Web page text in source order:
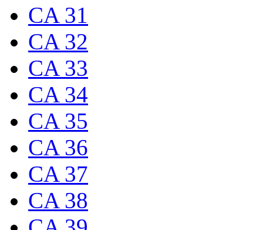
CA 31
CA 32
CA 33
CA 34
CA 35
CA 36
CA 37
CA 38